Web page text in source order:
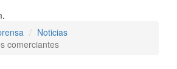
Noticias
comerciantes